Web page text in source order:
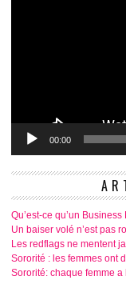
00:00
Qu’est-ce qu’un
Un baiser volé n’est pas
Les redflags ne mentent
Sororité : les femmes ont
Sororité: chaque femme